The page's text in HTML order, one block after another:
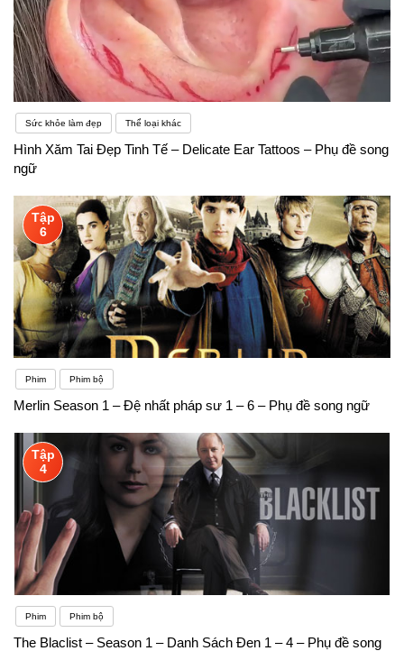
Sức khỏe làm đẹp Thể loại khác
Hình Xăm Tai Đẹp Tinh Tế – Delicate Ear Tattoos – Phụ đề song
ngữ
Tập
6
Phim Phim bộ
Merlin Season 1 – Đệ nhất pháp sư 1 – 6 – Phụ đề song ngữ
Tập
4
Phim Phim bộ
The Blaclist – Season 1 – Danh Sách Đen 1 – 4 – Phụ đề song